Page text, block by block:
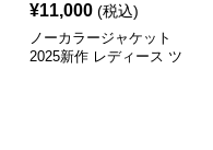
¥11,000 (税込)
ノーカラージャケット
2025新作 レディース ツ